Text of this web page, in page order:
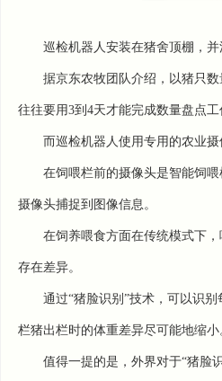
巡检机器人安装在猪舍顶棚，
据京东农牧团队介绍，以猪只
往往要用3到4天才能完成数量盘点
而巡检机器人使用专用的农业
在饲喂栏前的摄像头是智能饲
摄像头捕捉到图像信息。
在饲养喂食方面在传统模式下
存在差异。
通过“猪脸识别”技术，可以识
栏猪出栏时的体重差异尽可能地缩小
值得一提的是，外界对于“猪脸